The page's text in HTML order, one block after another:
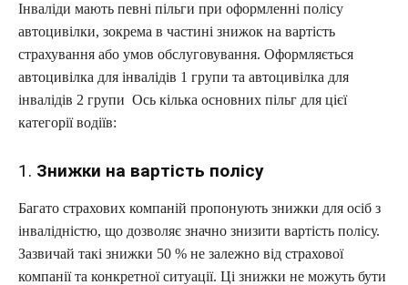
Інваліди мають певні пільги при оформленні полісу
автоцивілки, зокрема в частині знижок на вартість
страхування або умов обслуговування. Оформляється
автоцивілка для інвалідів 1 групи та автоцивілка для
інвалідів 2 групи Ось кілька основних пільг для цієї
категорії водіїв:
1. Знижки на вартість полісу
Багато страхових компаній пропонують знижки для осіб з
інвалідністю, що дозволяє значно знизити вартість полісу.
Зазвичай такі знижки 50 % не залежно від страхової
компанії та конкретної ситуації. Ці знижки не можуть бути